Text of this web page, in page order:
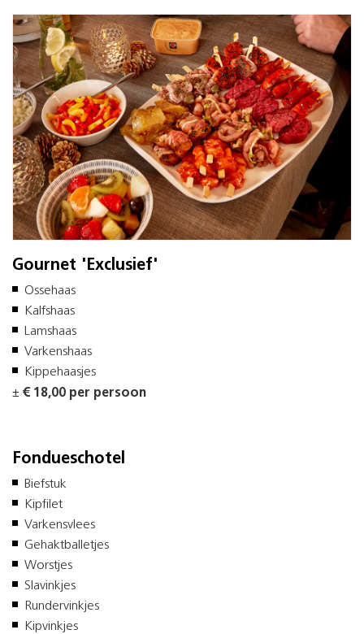
Gournet 'Exclusief'
Ossehaas
Kalfshaas
Lamshaas
Varkenshaas
Kippehaasjes
± € 18,00 per persoon
Fondueschotel
Biefstuk
Kipfilet
Varkensvlees
Gehaktballetjes
Worstjes
Slavinkjes
Rundervinkjes
Kipvinkjes